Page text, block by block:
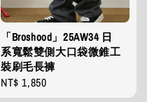
「Broshood」25AW34 日
系寬鬆雙側大口袋微錐工
裝刷毛長褲
Regular
price
NT$ 1,850